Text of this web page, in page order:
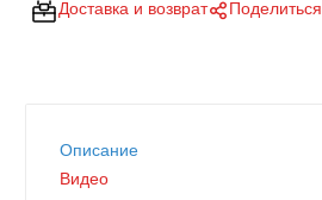
Доставка и возврат Поделиться
Описание
Видео